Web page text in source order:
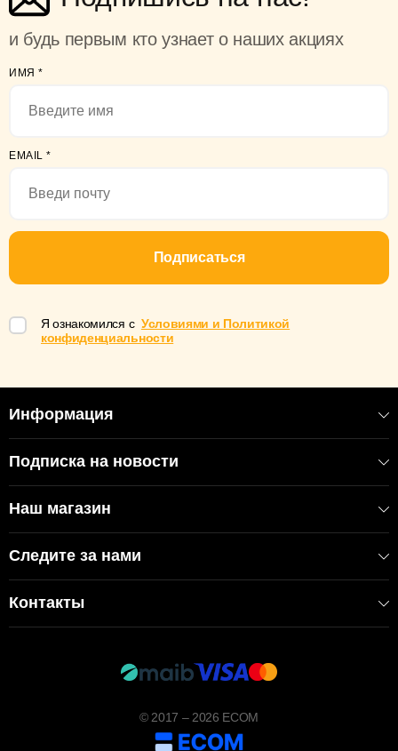
и будь первым кто узнает о наших акциях
ИМЯ *
EMAIL *
Подписаться
Я ознакомился с Условиями и Политикой
конфиденциальности
Информация
Подписка на новости
Наш магазин
Следите за нами
Контакты
© 2017 – 2026 ECOM